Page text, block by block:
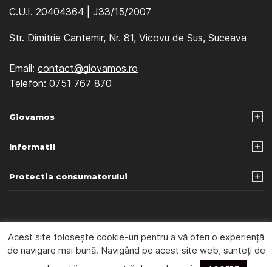
C.U.I. 20404364 | J33/15/2007
Str. Dimitrie Cantemir, Nr. 81, Vicovu de Sus, Suceava
Email: contact@giovamos.ro
Telefon: 0751 767 870
Giovamos
Informatii
Protectia consumatorului
© 2026 Giovamos - Webdesign byBeniamin Iliut
Acest site folosește cookie-uri pentru a vă oferi o experiență
de navigare mai bună. Navigând pe acest site web, sunteți de